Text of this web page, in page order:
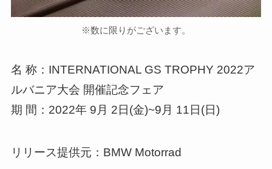
※数に限りがございます。
名 称：INTERNATIONAL GS TROPHY 2022ア
ルバニア大会 開催記念フェア
期 間：2022年 9月 2日(金)~9月 11日(日)
リリース提供元：BMW Motorrad